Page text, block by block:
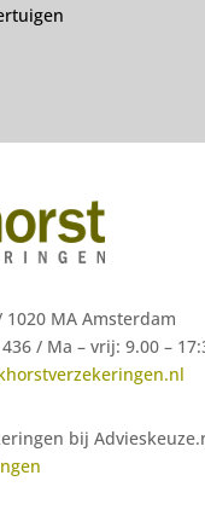
1020 MA Amsterdam
/ Ma – vrij: 9.00 –
bij